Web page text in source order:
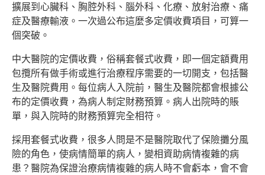
擴展到心臟科、胸腔外科、腦外科、化療、放射治療、痛
症及醫療輸液。一次過公布這麼多定價收費項目，可算一
個突破。
中大醫院的定價收費，俗稱套餐式收費，即一個定額費用
包攬所有做手術或進行治療程序需要的一切開支，包括醫
生及醫院費用。每位病人入院前，醫生及醫院都會根據公
布的定價收費，為病人制定財務預算。病人出院時的賬
單，與入院時的財務預算完全相符。
採用套餐式收費，很多人問是不是醫院取代了保險攤分風
險的角色，使病情簡單的病人，變相資助病情複雜的病
患？醫院為保證治療病情複雜的病人時不會虧本，會不會